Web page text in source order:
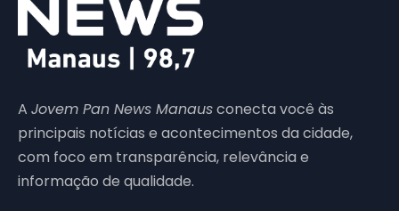
A Jovem Pan News Manausconecta você às
principais notícias e acontecimentos da cidade,
com foco em transparência, relevância e
informação de qualidade.